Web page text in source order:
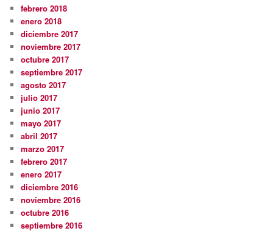
febrero 2018
enero 2018
diciembre 2017
noviembre 2017
octubre 2017
septiembre 2017
agosto 2017
julio 2017
junio 2017
mayo 2017
abril 2017
marzo 2017
febrero 2017
enero 2017
diciembre 2016
noviembre 2016
octubre 2016
septiembre 2016